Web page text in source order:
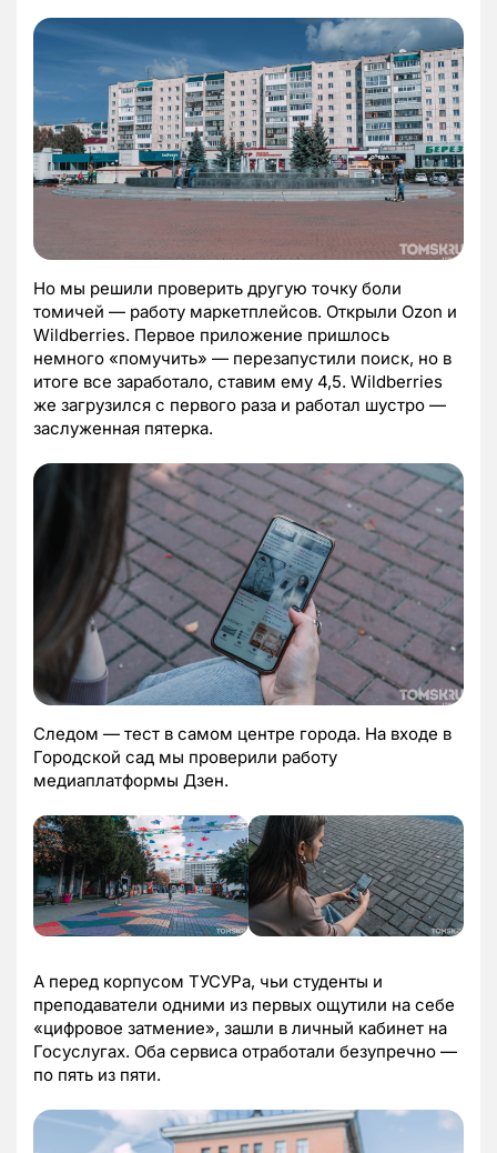
Но мы решили проверить другую точку боли
томичей — работу маркетплейсов. Открыли Ozon и
Wildberries. Первое приложение пришлось
немного «помучить» — перезапустили поиск, но в
итоге все заработало, ставим ему 4,5. Wildberries
же загрузился с первого раза и работал шустро —
заслуженная пятерка.
Следом — тест в самом центре города. На входе в
Городской сад мы проверили работу
медиаплатформы Дзен.
А перед корпусом ТУСУРа, чьи студенты и
преподаватели одними из первых ощутили на себе
«цифровое затмение», зашли в личный кабинет на
Госуслугах. Оба сервиса отработали безупречно —
по пять из пяти.